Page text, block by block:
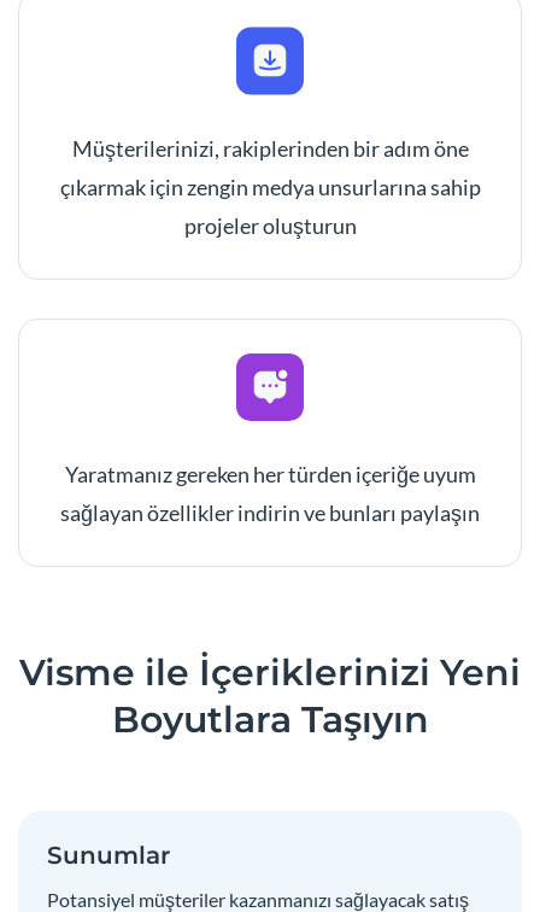
Müşterilerinizi, rakiplerinden bir adım öne
çıkarmak için zengin medya unsurlarına sahip
projeler oluşturun
Yaratmanız gereken her türden içeriğe uyum
sağlayan özellikler indirin ve bunları paylaşın
Visme ile İçeriklerinizi Yeni
Boyutlara Taşıyın
Sunumlar
Potansiyel müşteriler kazanmanızı sağlayacak satış